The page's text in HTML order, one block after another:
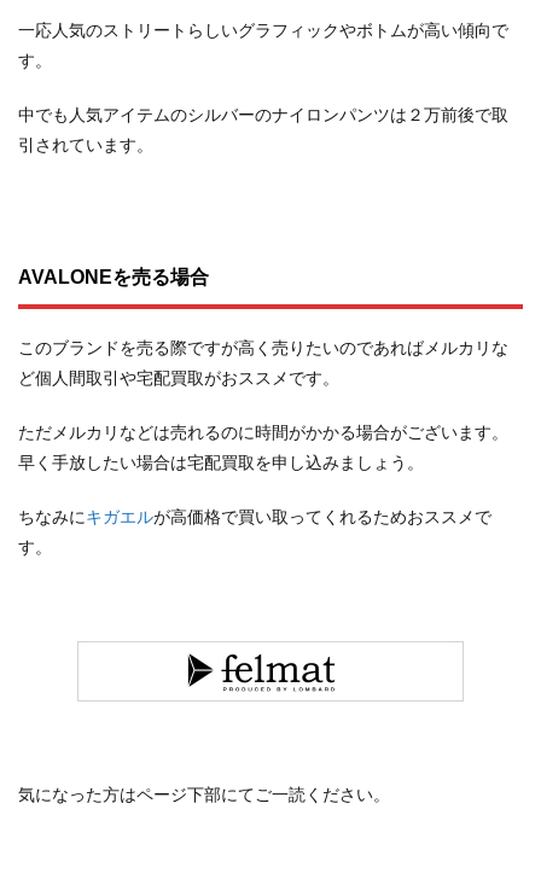
一応人気のストリートらしいグラフィックやボトムが高い傾向で
す。
中でも人気アイテムのシルバーのナイロンパンツは２万前後で取
引されています。
AVALONEを売る場合
このブランドを売る際ですが高く売りたいのであればメルカリな
ど個人間取引や宅配買取がおススメです。
ただメルカリなどは売れるのに時間がかかる場合がございます。
早く手放したい場合は宅配買取を申し込みましょう。
ちなみにキガエルが高価格で買い取ってくれるためおススメで
す。
気になった方はページ下部にてご一読ください。